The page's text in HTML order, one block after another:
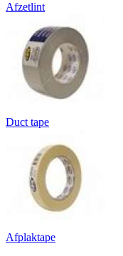
Afzetlint
Duct tape
Afplaktape